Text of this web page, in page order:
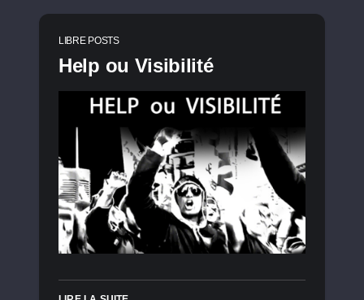
LIBRE POSTS
Help ou Visibilité